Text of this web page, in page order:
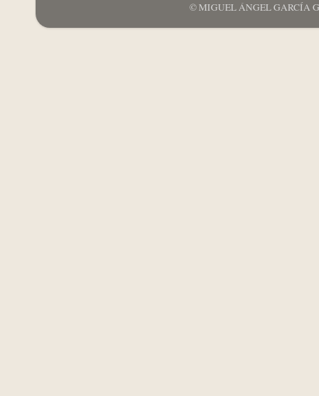
© MIGUEL ÁNGEL GARCÍA